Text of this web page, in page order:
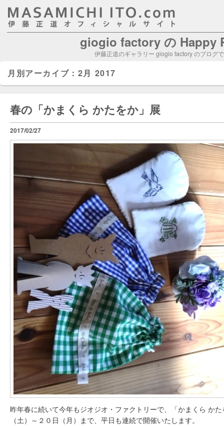
giogio factory の Happy
伊藤正道のギャラリー giogio factory のブログ
月別アーカイブ： 2月 2017
春の「かまくら かたをか」展
2017/02/27
昨年春に続いて今年もジオジオ・ファクトリーで、「かまくら か
（土）～２０日（月）まで、平日も連続で開催いたします。